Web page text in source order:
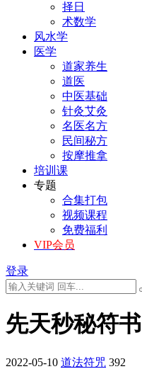
择日
术数学
风水学
医学
道家养生
道医
中医基础
针灸艾灸
名医名方
民间秘方
按摩推拿
培训课
专题
合集打包
视频课程
免费福利
VIP会员
登录
先天秒秘符书
2022-05-10 道法符咒 392